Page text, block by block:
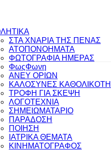
ΣΤΑ ΧΝΑΡΙΑ ΤΗΣ ΠΕΝΑΣ
ΑΤΟΠΟΝΟΗΜΑΤΑ
ΦΩΤΟΓΡΑΦΙΑ ΗΜΕΡΑΣ
ΦωςΦωνη
ANEY ΟΡΙΩΝ
ΚΑΛΟΣΥΝΕΣ
ΤΡΟΦΗ ΓΙΑ ΣΚΕΨΗ
ΛΟΓΟΤΕΧΝΙΑ
ΣΗΜΕΙΩΜΑΤΑΡΙΟ
ΠΑΡΑΔΟΣΗ
ΠΟΙΗΣΗ
ΙΑΤΡΙΚΑ ΘΕΜΑΤΑ
ΚΙΝΗΜΑΤΟΓΡΑΦΟΣ